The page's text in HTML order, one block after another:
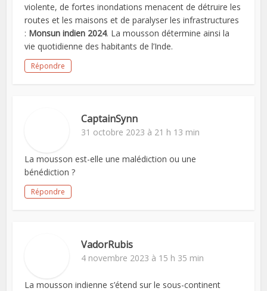
violente, de fortes inondations menacent de détruire les
routes et les maisons et de paralyser les infrastructures
: Monsun indien 2024. La mousson détermine ainsi la
vie quotidienne des habitants de l’Inde.
Répondre
CaptainSynn
31 octobre 2023 à 21 h 13 min
La mousson est-elle une malédiction ou une
bénédiction ?
Répondre
VadorRubis
4 novembre 2023 à 15 h 35 min
La mousson indienne s’étend sur le sous-continent